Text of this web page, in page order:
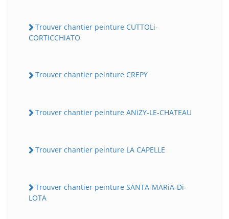
Trouver chantier peinture CUTTOLi-
CORTiCCHiATO
Trouver chantier peinture CREPY
Trouver chantier peinture ANiZY-LE-CHATEAU
Trouver chantier peinture LA CAPELLE
Trouver chantier peinture SANTA-MARiA-Di-
LOTA